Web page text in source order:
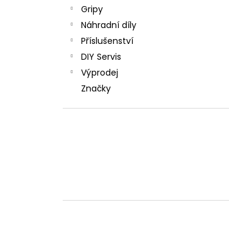
Gripy
Náhradní díly
Příslušenství
DIY Servis
Výprodej
Značky